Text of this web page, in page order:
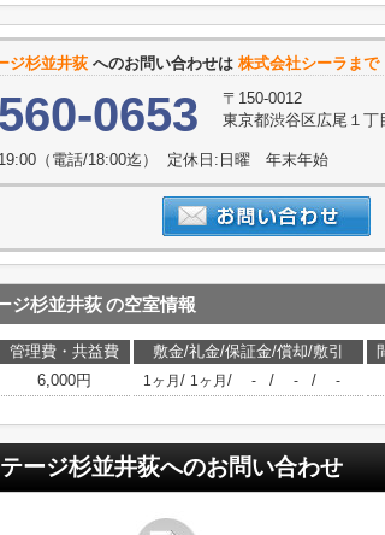
ジ杉並井荻 へのお問い合わせは 株式会社シーラまで
0653
〒150-0012
東京都渋谷区広尾１
（電話/18:00迄） 定休日:日曜 年末年始
ジ杉並井荻の空室情報
管理費・共益費 敷金/礼金/保証金/償却/敷引
6,000円 1ヶ月 / 1ヶ月 / - / - / -
ージ杉並井荻へのお問い合わせ